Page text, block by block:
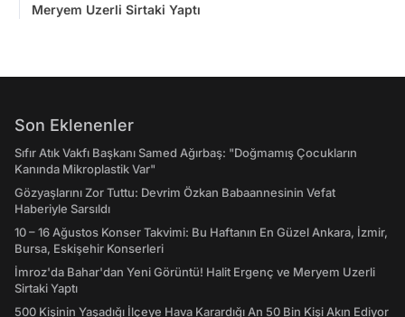
Meryem Uzerli Sirtaki Yaptı
Son Eklenenler
Sıfır Atık Vakfı Başkanı Samed Ağırbaş: "Doğmamış Çocukların
Kanında Mikroplastik Var"
Gözyaşlarını Zor Tuttu: Devrim Özkan Babaannesinin Vefat
Haberiyle Sarsıldı
10 – 16 Ağustos Konser Takvimi: Bu Haftanın En Güzel Ankara, İzmir,
Bursa, Eskişehir Konserleri
İmroz'da Bahar'dan Yeni Görüntü! Halit Ergenç ve Meryem Uzerli
Sirtaki Yaptı
500 Kişinin Yaşadığı İlçeye Hava Karardığı An 50 Bin Kişi Akın Ediyor